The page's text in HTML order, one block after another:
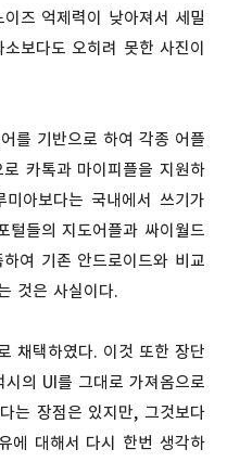
즈 억제력이 낮아져서 세밀
보다도 오히려 못한 사진이
를 기반으로 하여 각종 어플
카톡과 마이피플을 지원하
아보다는 국내에서 쓰기가
털들의 지도어플과 싸이월드
여 기존 안드로이드와 비교
것은 사실이다.
채택하였다. 이것 또한 장단
의 UI를 그대로 가져옴으로
는 장점은 있지만, 그것보다
에 대해서 다시 한번 생각하